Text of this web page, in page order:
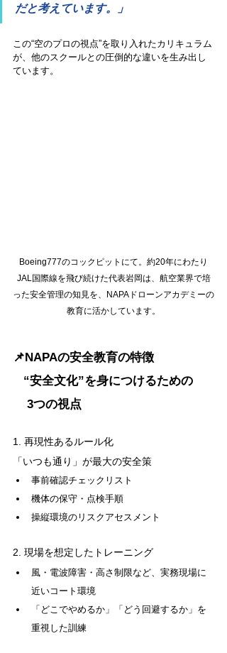
だと考えています。」
この“空のプロの視点”を取り入れたカリキュラム
が、他のスクールとの圧倒的な違いを生み出し
ています。
Boeing777のコックピットにて。約20年にわたり
JAL国際線を飛び続けた代表岩岡は、航空業界で培
った安全管理の知見を、NAPAドローンアカデミーの
教育に活かしています。
📌NAPAの安全教育の特徴
   “安全文化”を身につけるための
    3つの視点
1. 再現性あるルール化
「いつも通り」が最大の安全策
事前確認チェックリスト
機体の保守・点検手順
操縦環境のリスクアセスメント
2. 現場を想定したトレーニング
風・電波障害・高さ制限など、実務現場に
近いコート環境
「どこでやめるか」「どう回避するか」を
重視した訓練